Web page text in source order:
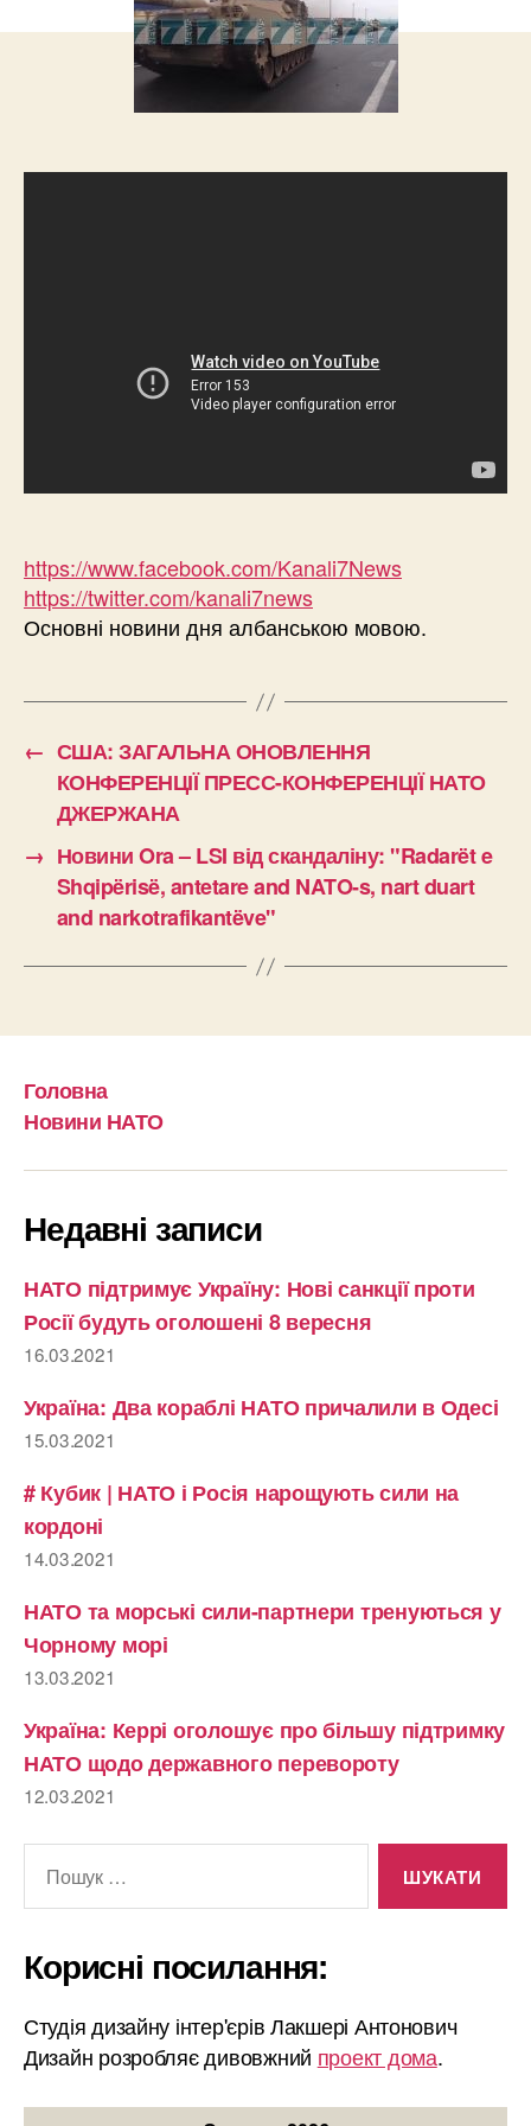
https://www.facebook.com/Kanali7News
https://twitter.com/kanali7news
Основні новини дня албанською мовою.
← США: ЗАГАЛЬНА ОНОВЛЕННЯ
КОНФЕРЕНЦІЇ ПРЕСС-КОНФЕРЕНЦІЇ НАТО
ДЖЕРЖАНА
→ Новини Ora – LSI від скандаліну: "Radarët e
Shqipërisë, antetare and NATO-s, nart duart
and narkotrafikantëve"
Головна
Новини НАТО
Недавні записи
НАТО підтримує Україну: Нові санкції проти
Росії будуть оголошені 8 вересня
16.03.2021
Україна: Два кораблі НАТО причалили в Одесі
15.03.2021
# Кубик | НАТО і Росія нарощують сили на
кордоні
14.03.2021
НАТО та морські сили-партнери тренуються у
Чорному морі
13.03.2021
Україна: Керрі оголошує про більшу підтримку
НАТО щодо державного перевороту
12.03.2021
Корисні посилання:
Студія дизайну інтер'єрів Лакшері Антонович
Дизайн розробляє дивовжний проект дома.